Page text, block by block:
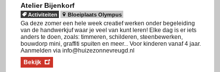
Atelier Bijenkorf
Activiteiten Bloeiplaats Olympus
Ga deze zomer een hele week creatief werken onder begeleiding
van de handwerkjuf waar je veel van kunt leren! Elke dag is er iets
anders te doen, zoals: timmeren, schilderen, steenbewerken,
bouwdorp mini, graffiti spuiten en meer... Voor kinderen vanaf 4 jaar.
Aanmelden via info@huizezonnevreugd.nl
Bekijk